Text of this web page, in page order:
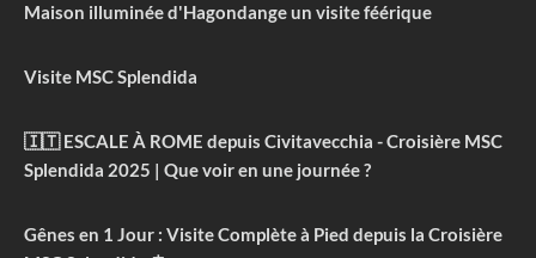
Maison illuminée d'Hagondange un visite féérique
Visite MSC Splendida
🇮🇹 ESCALE À ROME depuis Civitavecchia - Croisière MSC
Splendida 2025 | Que voir en une journée ?
Gênes en 1 Jour : Visite Complète à Pied depuis la Croisière